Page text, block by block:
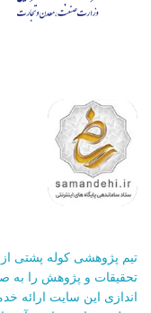
تحقیقات و پژوهش را به
اندازی این سایت ارائه